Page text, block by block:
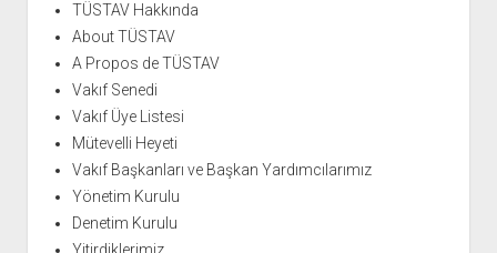
TÜSTAV Hakkında
About TÜSTAV
A Propos de TÜSTAV
Vakıf Senedi
Vakıf Üye Listesi
Mütevelli Heyeti
Vakıf Başkanları ve Başkan Yardımcılarımız
Yönetim Kurulu
Denetim Kurulu